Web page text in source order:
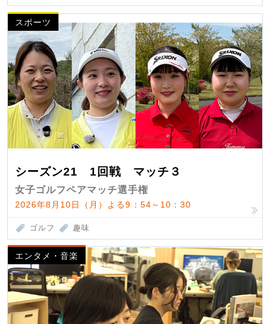
スポーツ
シーズン21 1回戦 マッチ３
女子ゴルフペアマッチ選手権
2026年8月10日（月）よる9：54～10：30
ゴルフ 趣味
エンタメ・音楽